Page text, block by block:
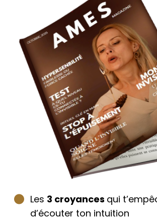
Les 3 croyances qui
d’écouter ton intuition